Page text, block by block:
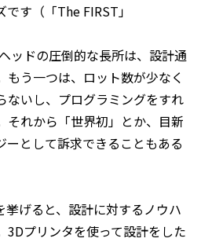
です（「The FIRST」
ッドの圧倒的な長所は、設計通
もう一つは、ロット数が少なく
ないし、プログラミングをすれ
それから「世界初」とか、目新
ーとして訴求できることもある
挙げると、設計に対するノウハ
3Dプリンタを使って設計をした